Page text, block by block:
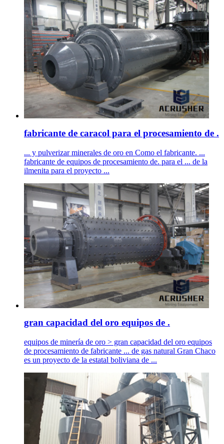
fabricante de caracol para el procesamiento de .
... y pulverizar minerales de oro en Como el fabricante. ...
fabricante de equipos de procesamiento de. para el ... de la
ilmenita para el proyecto ...
gran capacidad del oro equipos de .
equipos de minería de oro > gran capacidad del oro equipos
de procesamiento de fabricante ... de gas natural Gran Chaco
es un proyecto de la estatal boliviana de ...